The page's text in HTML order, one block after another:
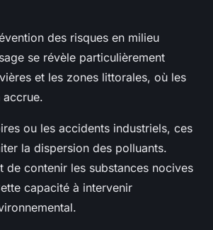
des risques en milieu
se révèle particulièrement
et les zones littorales, où les
ou les accidents industriels, ces
la dispersion des polluants.
de contenir les substances nocives
capacité à intervenir